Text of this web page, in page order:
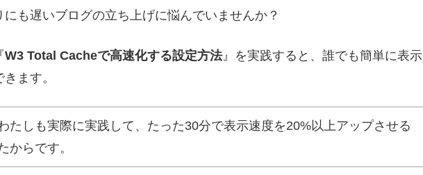
も遅いブログの立ち上げに悩んでいませんか？
W3 Total Cacheで高速化する設定方法』を実践すると、誰でも簡単に表示
ます。
たしも実際に実践して、たった30分で表示速度を20%以上アップさせる
からです。